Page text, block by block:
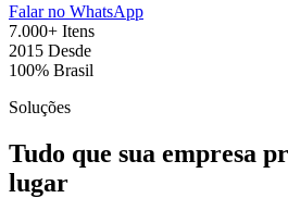
Falar no WhatsApp
7.000+ Itens
2015 Desde
100% Brasil
Soluções
Tudo que sua empresa
lugar